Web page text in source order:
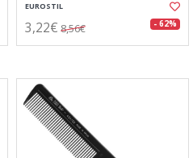
EUROSTIL
3,22€ 8,56€ - 62%